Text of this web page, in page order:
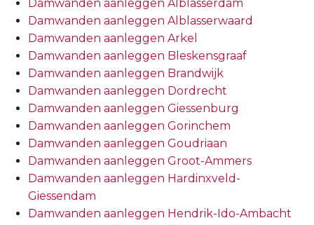
Damwanden aanleggen Alblasserdam
Damwanden aanleggen Alblasserwaard
Damwanden aanleggen Arkel
Damwanden aanleggen Bleskensgraaf
Damwanden aanleggen Brandwijk
Damwanden aanleggen Dordrecht
Damwanden aanleggen Giessenburg
Damwanden aanleggen Gorinchem
Damwanden aanleggen Goudriaan
Damwanden aanleggen Groot-Ammers
Damwanden aanleggen Hardinxveld-
Giessendam
Damwanden aanleggen Hendrik-Ido-Ambacht